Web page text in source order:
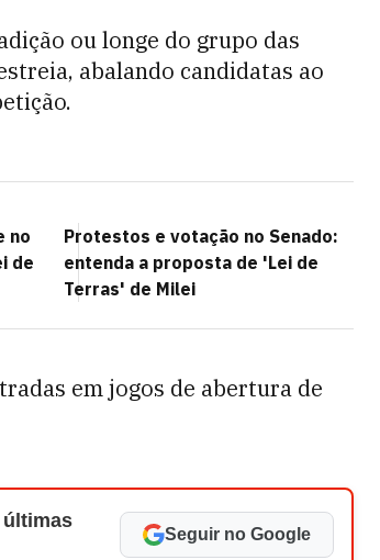
ou longe do grupo das
abalando candidatas ao
no
de
Protestos e votação no Senado:
entenda a proposta de 'Lei de
Terras' de Milei
em jogos de abertura de
últimas
Seguir no Google